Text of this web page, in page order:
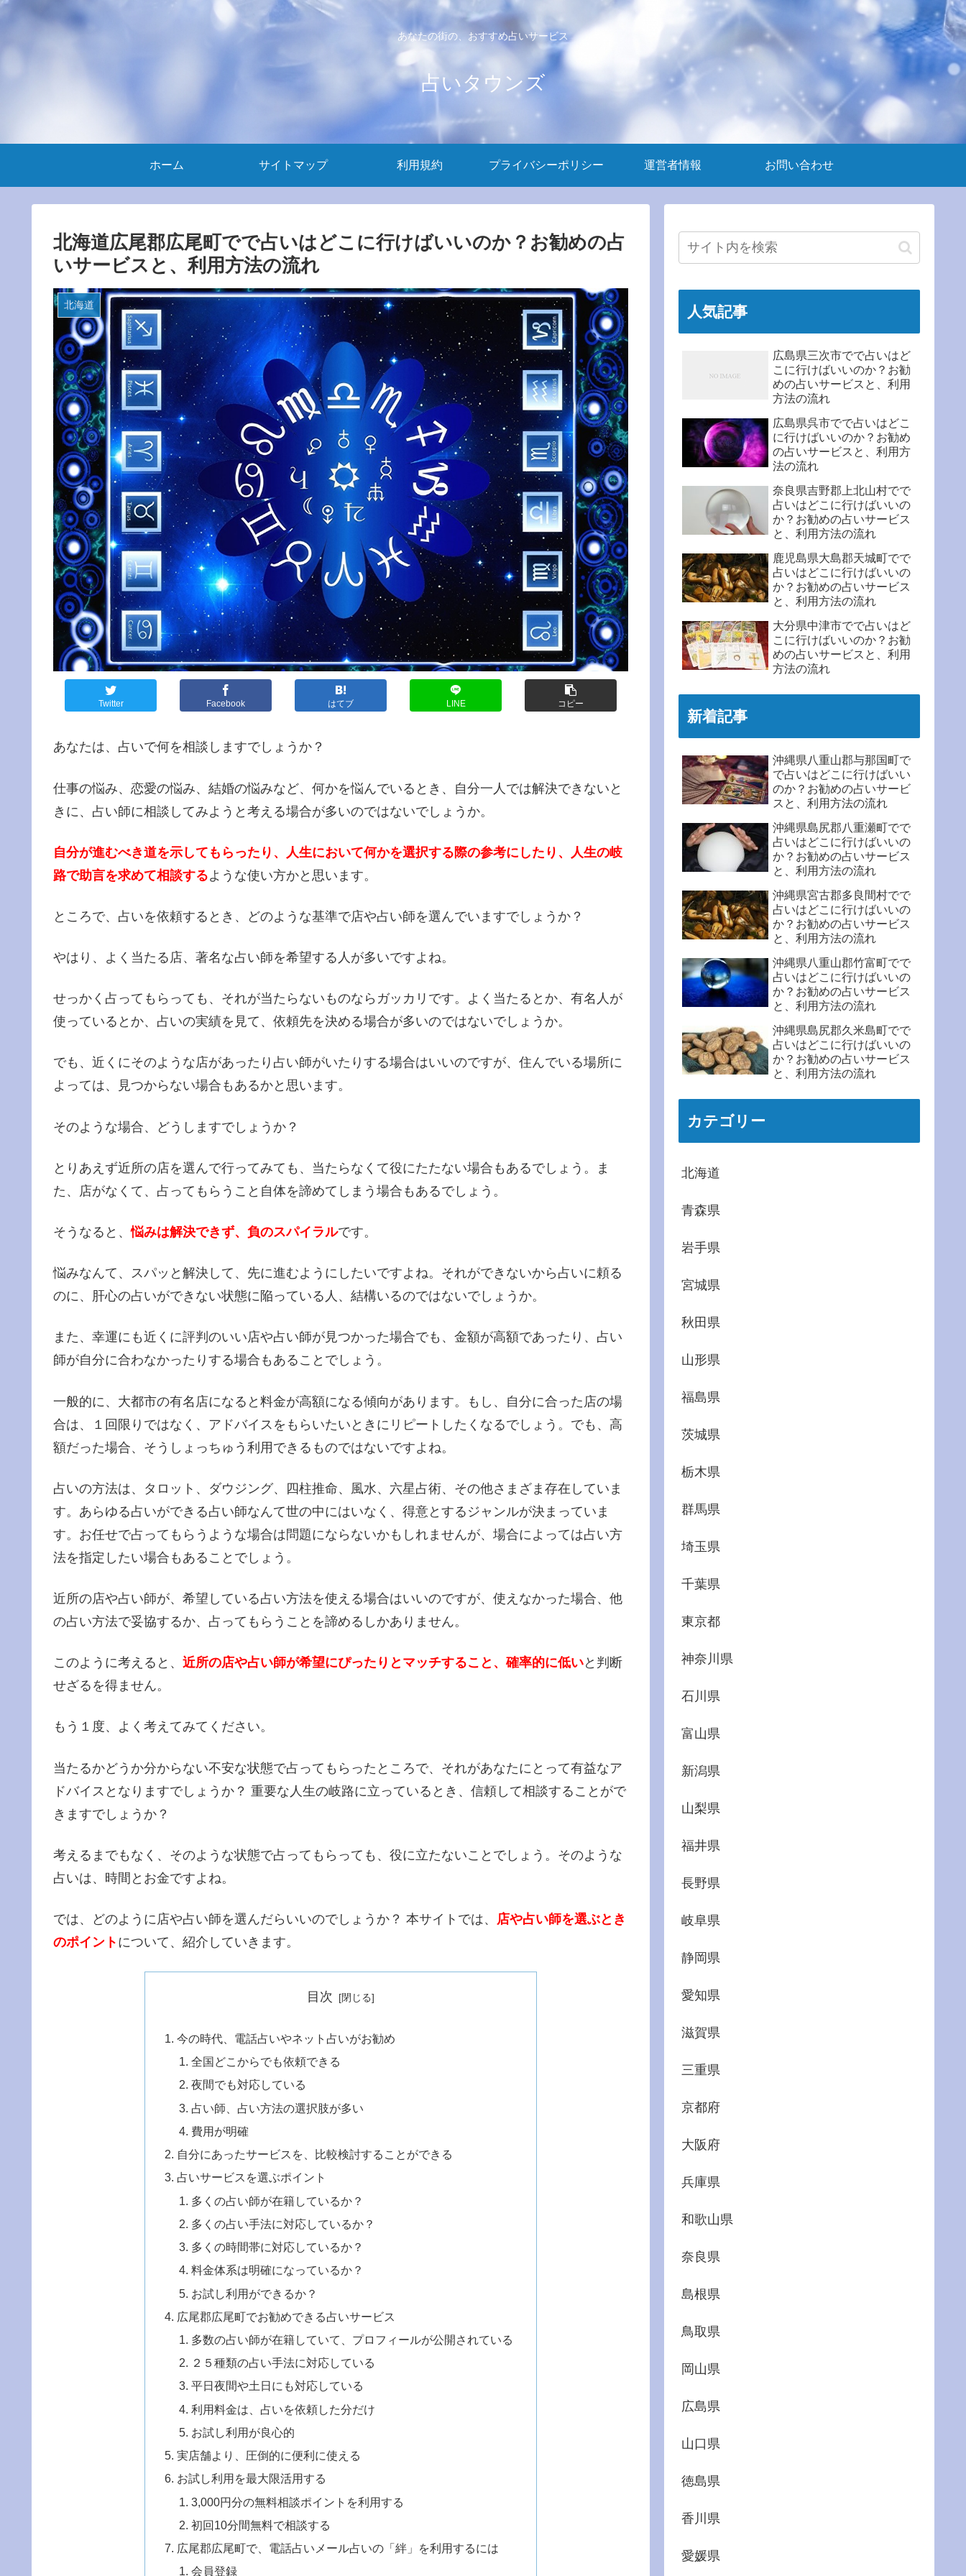
あなたの街の、おすすめ占いサービス
占いタウンズ
ホーム サイトマップ 利用規約 プライバシーポリシー 運営者情報 お問い合わせ
北海道広尾郡広尾町でで占いはどこに行けばいいのか？お勧めの占
いサービスと、利用方法の流れ
北海道
Twitter Facebook はてブ LINE コピー
あなたは、占いで何を相談しますでしょうか？
仕事の悩み、恋愛の悩み、結婚の悩みなど、何かを悩んでいるとき、自分一人では解決できないと
きに、占い師に相談してみようと考える場合が多いのではないでしょうか。
自分が進むべき道を示してもらったり、人生において何かを選択する際の参考にしたり、人生の岐
路で助言を求めて相談するような使い方かと思います。
ところで、占いを依頼するとき、どのような基準で店や占い師を選んでいますでしょうか？
やはり、よく当たる店、著名な占い師を希望する人が多いですよね。
せっかく占ってもらっても、それが当たらないものならガッカリです。よく当たるとか、有名人が
使っているとか、占いの実績を見て、依頼先を決める場合が多いのではないでしょうか。
でも、近くにそのような店があったり占い師がいたりする場合はいいのですが、住んでいる場所に
よっては、見つからない場合もあるかと思います。
そのような場合、どうしますでしょうか？
とりあえず近所の店を選んで行ってみても、当たらなくて役にたたない場合もあるでしょう。ま
た、店がなくて、占ってもらうこと自体を諦めてしまう場合もあるでしょう。
そうなると、悩みは解決できず、負のスパイラルです。
悩みなんて、スパッと解決して、先に進むようにしたいですよね。それができないから占いに頼る
のに、肝心の占いができない状態に陥っている人、結構いるのではないでしょうか。
また、幸運にも近くに評判のいい店や占い師が見つかった場合でも、金額が高額であったり、占い
師が自分に合わなかったりする場合もあることでしょう。
一般的に、大都市の有名店になると料金が高額になる傾向があります。もし、自分に合った店の場
合は、１回限りではなく、アドバイスをもらいたいときにリピートしたくなるでしょう。でも、高
額だった場合、そうしょっちゅう利用できるものではないですよね。
占いの方法は、タロット、ダウジング、四柱推命、風水、六星占術、その他さまざま存在していま
す。あらゆる占いができる占い師なんて世の中にはいなく、得意とするジャンルが決まっていま
す。お任せで占ってもらうような場合は問題にならないかもしれませんが、場合によっては占い方
法を指定したい場合もあることでしょう。
近所の店や占い師が、希望している占い方法を使える場合はいいのですが、使えなかった場合、他
の占い方法で妥協するか、占ってもらうことを諦めるしかありません。
このように考えると、 近所の店や占い師が希望にぴったりとマッチすること、確率的に低いと判断
せざるを得ません。
もう１度、よく考えてみてください。
当たるかどうか分からない不安な状態で占ってもらったところで、それがあなたにとって有益なア
ドバイスとなりますでしょうか？ 重要な人生の岐路に立っているとき、信頼して相談することがで
きますでしょうか？
考えるまでもなく、そのような状態で占ってもらっても、役に立たないことでしょう。そのような
占いは、時間とお金ですよね。
では、どのように店や占い師を選んだらいいのでしょうか？ 本サイトでは、 店や占い師を選ぶとき
のポイント について、紹介していきます。
目次
今の時代、電話占いやネット占いがお勧め
全国どこからでも依頼できる
夜間でも対応している
占い師、占い方法の選択肢が多い
費用が明確
自分にあったサービスを、比較検討することができる
占いサービスを選ぶポイント
多くの占い師が在籍しているか？
多くの占い手法に対応しているか？
多くの時間帯に対応しているか？
料金体系は明確になっているか？
お試し利用ができるか？
広尾郡広尾町でお勧めできる占いサービス
多数の占い師が在籍していて、プロフィールが公開されている
２５種類の占い手法に対応している
平日夜間や土日にも対応している
利用料金は、占いを依頼した分だけ
お試し利用が良心的
実店舗より、圧倒的に便利に使える
お試し利用を最大限活用する
3,000円分の無料相談ポイントを利用する
初回10分間無料で相談する
広尾郡広尾町で、電話占いメール占いの「絆」を利用するには
会員登録
人気記事
広島県三次市でで占いはど
こに行けばいいのか？お勧
めの占いサービスと、利用
方法の流れ
広島県呉市でで占いはどこ
に行けばいいのか？お勧め
の占いサービスと、利用方
法の流れ
奈良県吉野郡上北山村でで
占いはどこに行けばいいの
か？お勧めの占いサービス
と、利用方法の流れ
鹿児島県大島郡天城町でで
占いはどこに行けばいいの
か？お勧めの占いサービス
と、利用方法の流れ
大分県中津市でで占いはど
こに行けばいいのか？お勧
めの占いサービスと、利用
方法の流れ
新着記事
沖縄県八重山郡与那国町で
で占いはどこに行けばいい
のか？お勧めの占いサービ
スと、利用方法の流れ
沖縄県島尻郡八重瀬町でで
占いはどこに行けばいいの
か？お勧めの占いサービス
と、利用方法の流れ
沖縄県宮古郡多良間村でで
占いはどこに行けばいいの
か？お勧めの占いサービス
と、利用方法の流れ
沖縄県八重山郡竹富町でで
占いはどこに行けばいいの
か？お勧めの占いサービス
と、利用方法の流れ
沖縄県島尻郡久米島町でで
占いはどこに行けばいいの
か？お勧めの占いサービス
と、利用方法の流れ
カテゴリー
北海道
青森県
岩手県
宮城県
秋田県
山形県
福島県
茨城県
栃木県
群馬県
埼玉県
千葉県
東京都
神奈川県
石川県
富山県
新潟県
山梨県
福井県
長野県
岐阜県
静岡県
愛知県
滋賀県
三重県
京都府
大阪府
兵庫県
和歌山県
奈良県
島根県
鳥取県
岡山県
広島県
山口県
徳島県
香川県
愛媛県